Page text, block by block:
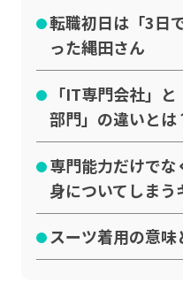
転職初日は「3日
った縄田さん
「IT専門会社」
部門」の違いとは
専門能力だけでな
身についてしまう
スーツ着用の意味